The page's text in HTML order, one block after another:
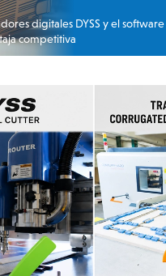
digitales DYSS y el software
competitiva